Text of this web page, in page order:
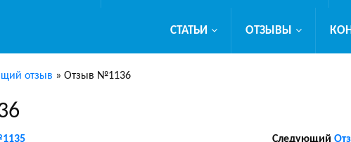
СТАТЬИ ОТЗЫВЫ
отзыв » Отзыв №1136
Следующий